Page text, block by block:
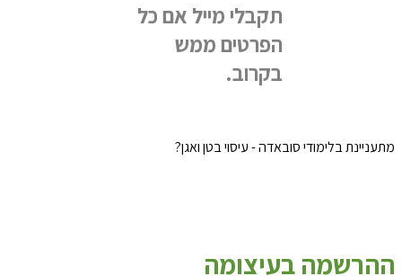
תקבלי מייל אם כל
הפרטים ממש
בקרוב.
מתעניינת בלימודי סובאדה - עיסוי בטן ואגן?
ההרשמה בעיצומה